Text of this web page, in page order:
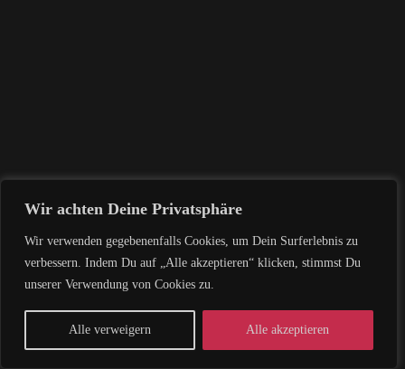
Wir achten Deine Privatsphäre
Wir verwenden gegebenenfalls Cookies, um Dein Surferlebnis zu
verbessern. Indem Du auf „Alle akzeptieren“ klicken, stimmst Du
unserer Verwendung von Cookies zu.
Alle verweigern Alle akzeptieren